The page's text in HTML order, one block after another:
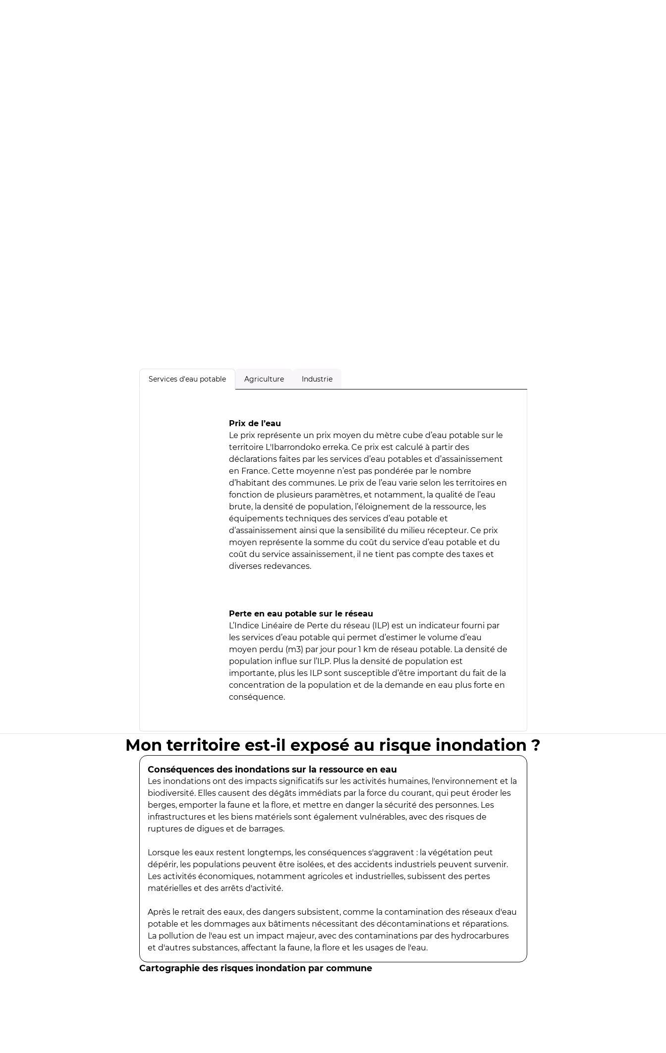
Services d'eau potable Agriculture Industrie
Prix de l’eau
Le prix représente un prix moyen du mètre cube d’eau potable sur le
territoire L'Ibarrondoko erreka. Ce prix est calculé à partir des
déclarations faites par les services d’eau potables et d’assainissement
en France. Cette moyenne n’est pas pondérée par le nombre
d’habitant des communes. Le prix de l’eau varie selon les territoires en
fonction de plusieurs paramètres, et notamment, la qualité de l’eau
brute, la densité de population, l’éloignement de la ressource, les
équipements techniques des services d’eau potable et
d’assainissement ainsi que la sensibilité du milieu récepteur. Ce prix
moyen représente la somme du coût du service d’eau potable et du
coût du service assainissement, il ne tient pas compte des taxes et
diverses redevances.
Perte en eau potable sur le réseau
L’Indice Linéaire de Perte du réseau (ILP) est un indicateur fourni par
les services d’eau potable qui permet d’estimer le volume d’eau
moyen perdu (m3) par jour pour 1 km de réseau potable. La densité de
population influe sur l’ILP. Plus la densité de population est
importante, plus les ILP sont susceptible d’être important du fait de la
concentration de la population et de la demande en eau plus forte en
conséquence.
Mon territoire est-il exposé au risque inondation ?
Conséquences des inondations sur la ressource en eau
Les inondations ont des impacts significatifs sur les activités humaines, l'environnement et la
biodiversité. Elles causent des dégâts immédiats par la force du courant, qui peut éroder les
berges, emporter la faune et la flore, et mettre en danger la sécurité des personnes. Les
infrastructures et les biens matériels sont également vulnérables, avec des risques de
ruptures de digues et de barrages.
Lorsque les eaux restent longtemps, les conséquences s'aggravent : la végétation peut
dépérir, les populations peuvent être isolées, et des accidents industriels peuvent survenir.
Les activités économiques, notamment agricoles et industrielles, subissent des pertes
matérielles et des arrêts d'activité.
Après le retrait des eaux, des dangers subsistent, comme la contamination des réseaux d'eau
potable et les dommages aux bâtiments nécessitant des décontaminations et réparations.
La pollution de l'eau est un impact majeur, avec des contaminations par des hydrocarbures
et d'autres substances, affectant la faune, la flore et les usages de l'eau.
Cartographie des risques inondation par commune